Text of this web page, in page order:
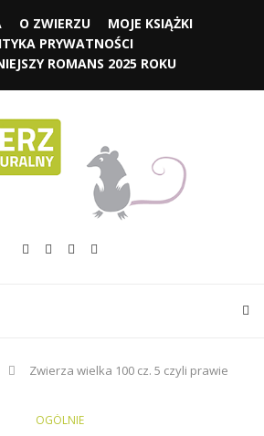
O ZWIERZU
MOJE KSIĄŻKI
PRYWATNOŚCI
ROMANS 2025 ROKU
Zwierza wielka 100 cz. 5 czyli prawie
OGÓLNIE